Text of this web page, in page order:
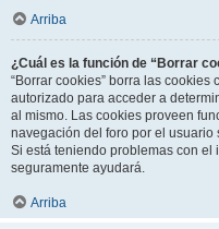
Arriba
¿Cuál es la función de “Borrar
“Borrar cookies” borra las
autorizado para acceder a
al mismo. Las cookies proveen
navegación del foro por el
Si está teniendo problemas con
seguramente ayudará.
Arriba